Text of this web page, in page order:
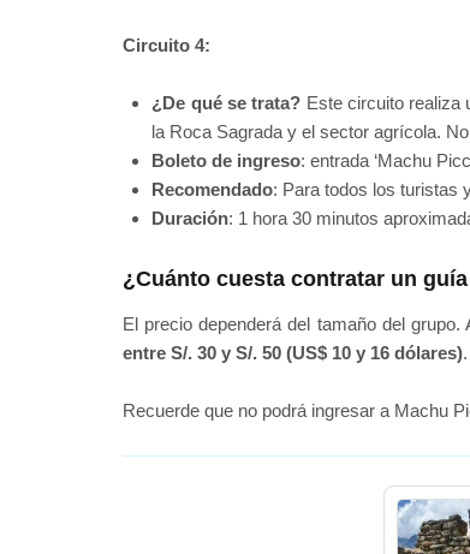
Circuito 4:
¿De qué se trata? Este circuito realiza
la Roca Sagrada y el sector agrícola.
Boleto de ingreso: entrada ‘Machu
Recomendado: Para todos los turistas
Duración: 1 hora 30 minutos
¿Cuánto cuesta contratar un
El precio dependerá del tamaño del
entre S/. 30 y S/. 50 (US$ 10 y 16 dólares).
Recuerde que no podrá ingresar a Machu